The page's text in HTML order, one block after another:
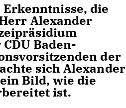
die
Alexander
Baden-
der
sich Alexander
Bild, wie die
ist.